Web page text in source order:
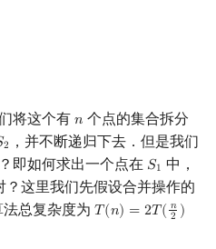
CLion
Geany
pb_ds
编译优化
堆排序
桶排序
费马小定理 & 欧拉定理
模逆元
多项式初等函数
常系数齐次线性递推
伯努利数
Entringer Number
线性映射
特征多项式
红黑树
左偏红黑树
树分治
动态树分治
将这个有 𝑛
n 个点的集合拆分
2
2 ，并不断递归下去．但是我们
即如何求出一个点在 𝑆1
S1 中，
？这里我们先假设合并操作的
法总复杂度为𝑇 (𝑛) = 2𝑇 ( 𝑛
2 )
T(n)= 2T (n2)+O(